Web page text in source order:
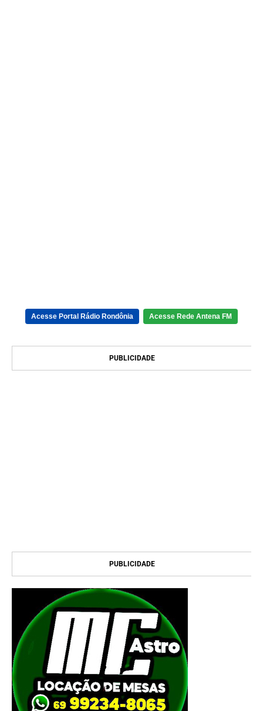
Acesse Portal Rádio Rondônia Acesse Rede Antena FM
PUBLICIDADE
PUBLICIDADE